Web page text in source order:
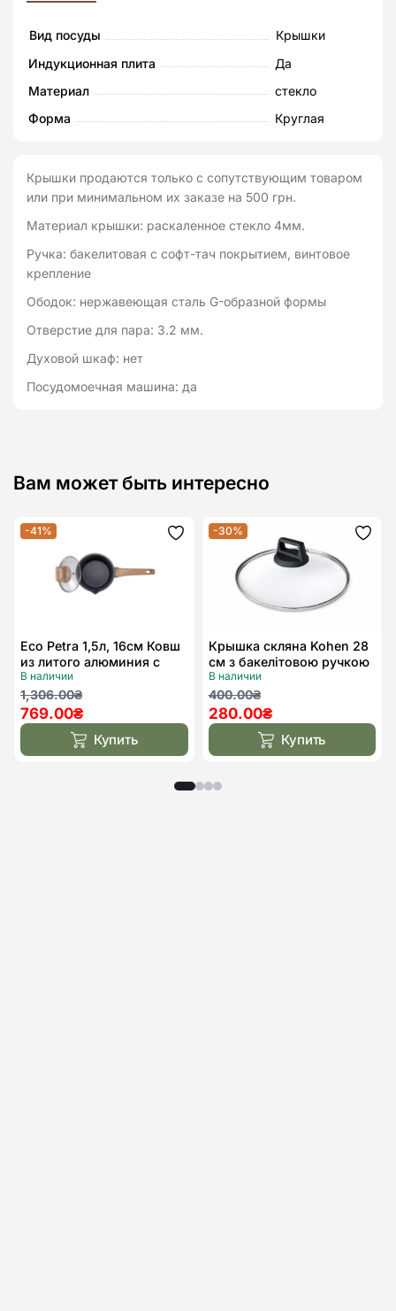
26
бакелитовой
ручкой
Вид посуды
Крышки
Индукционная плита
Да
Материал
стекло
Форма
Круглая
Крышки продаются только с сопутствующим товаром
или при минимальном их заказе на 500 грн.
Материал крышки: раскаленное стекло 4мм.
Ручка: бакелитовая с софт-тач покрытием, винтовое
крепление
Ободок: нержавеющая сталь G-образной формы
Отверстие для пара: 3.2 мм.
Духовой шкаф: нет
Посудомоечная машина: да
Вам может быть интересно
-41% Додати
Eco Petra 1,5л, 16см Ковш
из литого алюминия с
крышкой
В наличии
1,306.00₴
Первоначальная
цена
составляла
1,306.00₴.
769.00₴
Текущая
цена:
769.00₴. Купить
-30%
Крышка скляна Kohen 28
см з бакелітовою ручкою
Чорна
В наличии
400.00₴
Первоначальная
цена
составляла
400.00₴.
280.00₴
Текущая
цена:
280.00₴.Купить